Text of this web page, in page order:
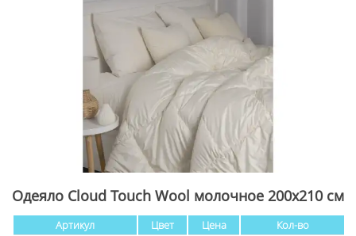
Одеяло Cloud Touch Wool молочное 200x210 см
Артикул Цвет Цена
Кол-во